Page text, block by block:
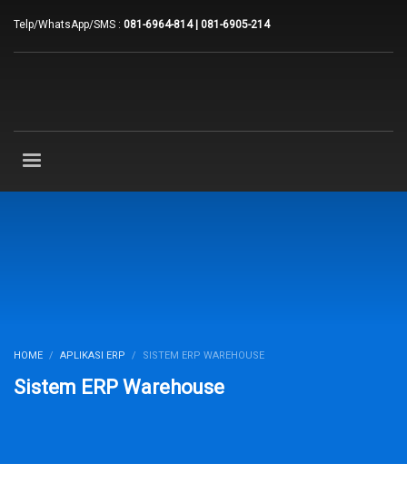
Telp/WhatsApp/SMS : 081-6964-814 | 081-6905-214
HOME APLIKASI ERP SISTEM ERP WAREHOUSE
Sistem ERP Warehouse